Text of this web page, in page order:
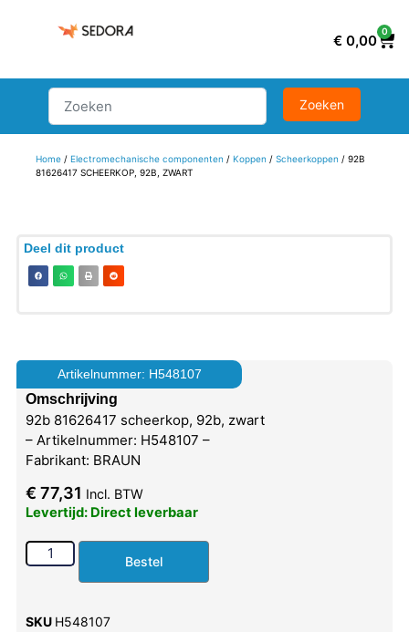
€ 0,00
0
Home/ Electromechanische componenten / Koppen / Scheerkoppen / 92B
81626417 SCHEERKOP, 92B, ZWART
Deel dit product
Artikelnummer: H548107
Omschrijving
92b 81626417 scheerkop, 92b, zwart
– Artikelnummer: H548107 –
Fabrikant: BRAUN
€ 77,31 Incl. BTW
Levertijd: Direct leverbaar
Bestel
SKU H548107